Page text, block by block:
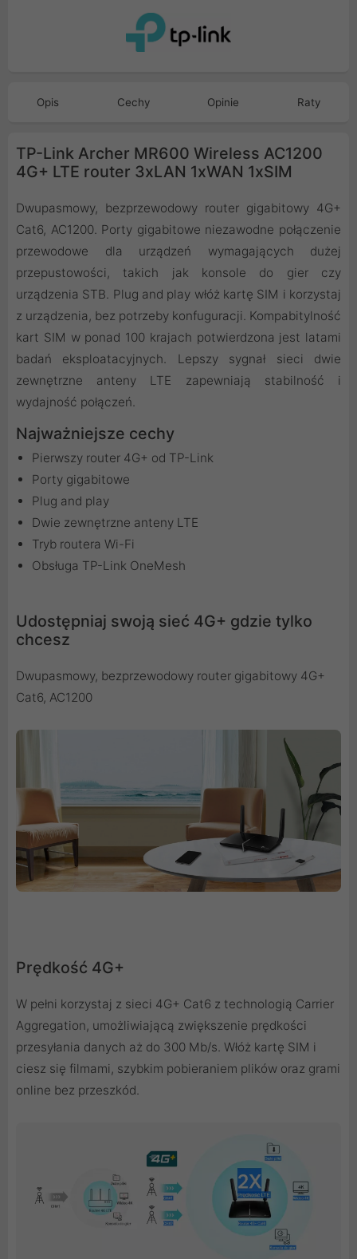
Opis Cechy Opinie Raty
TP-Link Archer MR600 Wireless AC1200
4G+ LTE router 3xLAN 1xWAN 1xSIM
Dwupasmowy, bezprzewodowy router gigabitowy 4G+
Cat6, AC1200. Porty gigabitowe niezawodne połączenie
przewodowe dla urządzeń wymagających dużej
przepustowości, takich jak konsole do gier czy
urządzenia STB. Plug and play włóż kartę SIM i korzystaj
z urządzenia, bez potrzeby konfuguracji. Kompabitylność
kart SIM w ponad 100 krajach potwierdzona jest latami
badań eksploatacyjnych. Lepszy sygnał sieci dwie
zewnętrzne anteny LTE zapewniają stabilność i
wydajność połączeń.
Najważniejsze cechy
Pierwszy router 4G+ od TP-Link
Porty gigabitowe
Plug and play
Dwie zewnętrzne anteny LTE
Tryb routera Wi-Fi
Obsługa TP-Link OneMesh
Udostępniaj swoją sieć 4G+ gdzie tylko
chcesz
Dwupasmowy, bezprzewodowy router gigabitowy 4G+
Cat6, AC1200
Prędkość 4G+
W pełni korzystaj z sieci 4G+ Cat6 z technologią Carrier
Aggregation, umożliwiającą zwiększenie prędkości
przesyłania danych aż do 300 Mb/s. Włóż kartę SIM i
ciesz się filmami, szybkim pobieraniem plików oraz grami
online bez przeszkód.